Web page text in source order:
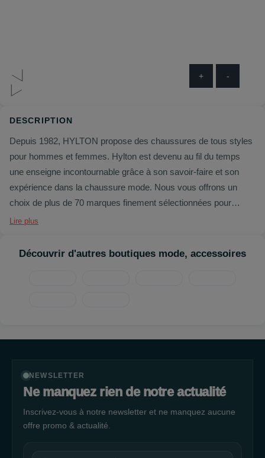
+ -
DESCRIPTION
Depuis 1982, HYLTON propose des chaussures de tous styles
pour hommes et femmes. Hylton est devenu au fil du temps
une enseigne incontournable grâce à son savoir-faire et son
expérience dans la chaussure mode. Nous vous offrons un
choix de plus de 70 marques finement sélectionnées pour
suivre et anticiper les tendances à venir.
des marques exclusives et des nouveautés au quotidien, Hylton
Lire plus
Découvrir d'autres boutiques mode, accessoires
NEWSLETTER
Ne manquez rien de notre actualité
Inscrivez-vous à notre newsletter et ne manquez aucune
offre promo & actualité.